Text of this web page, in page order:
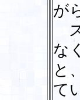
が
な
と
て